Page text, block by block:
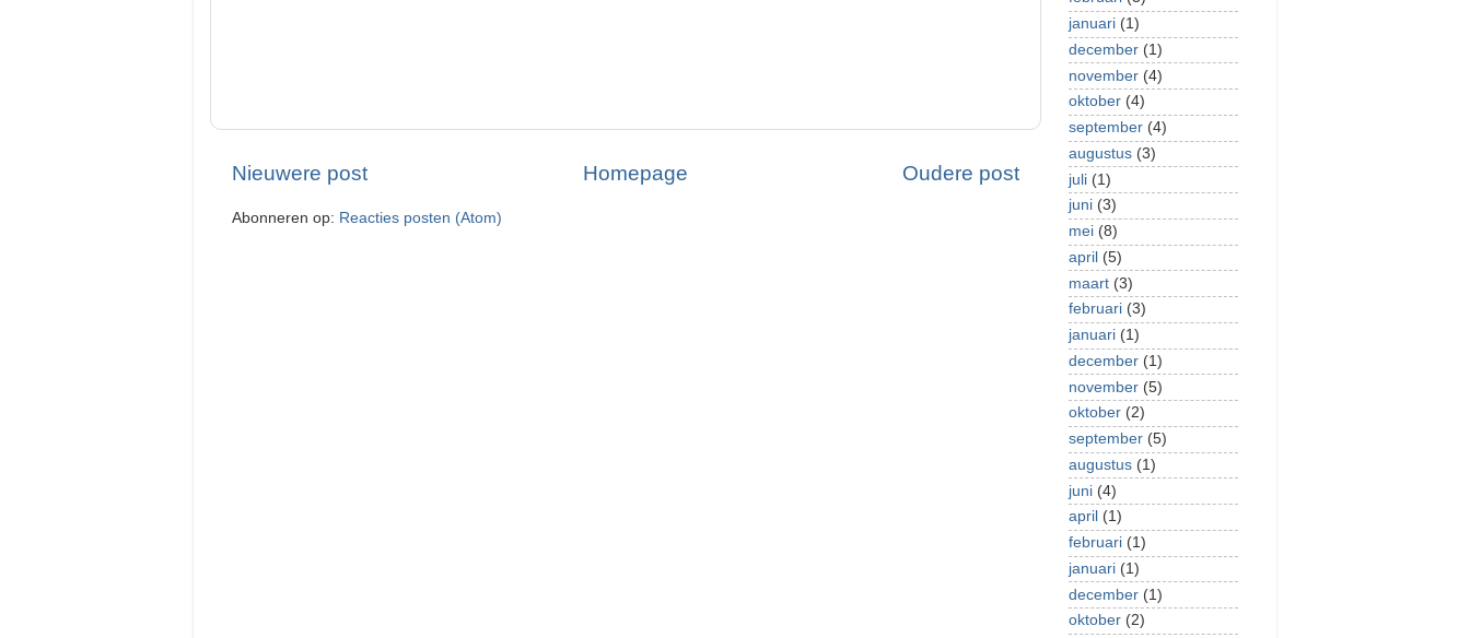
Nieuwere post Oudere post
Homepage
Abonneren op: Reacties posten (Atom)
januari (1)
december (1)
november (4)
oktober (4)
september (4)
augustus (3)
juli (1)
juni (3)
mei (8)
april (5)
maart (3)
februari (3)
januari (1)
december (1)
november (5)
oktober (2)
september (5)
augustus (1)
juni (4)
april (1)
februari (1)
januari (1)
december (1)
oktober (2)